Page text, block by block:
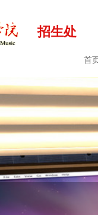
招生处
首